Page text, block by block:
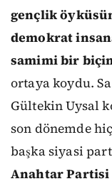
gençlik
demokrat
samimi bir
ortaya koydu.
Gültekin Uysal
son dönemde
başka siyasi
Anahtar Partisi